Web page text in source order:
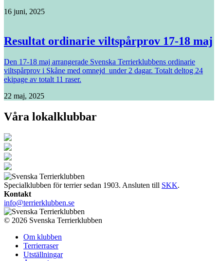
16 juni, 2025
Resultat ordinarie viltspårprov 17-18 maj
Den 17-18 maj arrangerade Svenska Terrierklubbens ordinarie
viltspårprov i Skåne med omnejd under 2 dagar. Totalt deltog 24
ekipage av totalt 11 raser.
22 maj, 2025
Våra lokalklubbar
Specialklubben för terrier sedan 1903. Ansluten till SKK.
Kontakt
info@terrierklubben.se
© 2026 Svenska Terrierklubben
Om klubben
Terrierraser
Utställningar